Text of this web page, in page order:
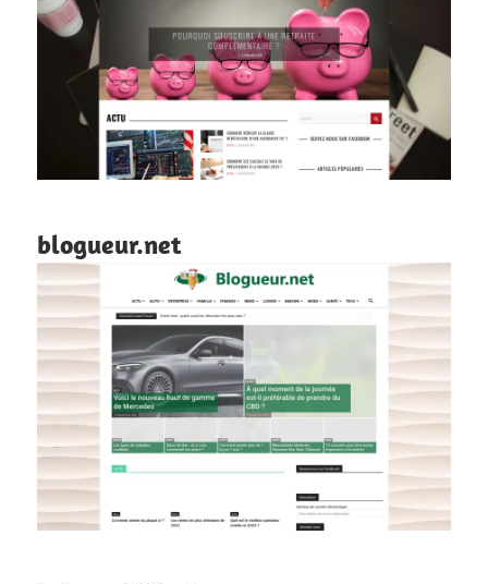
blogueur.net